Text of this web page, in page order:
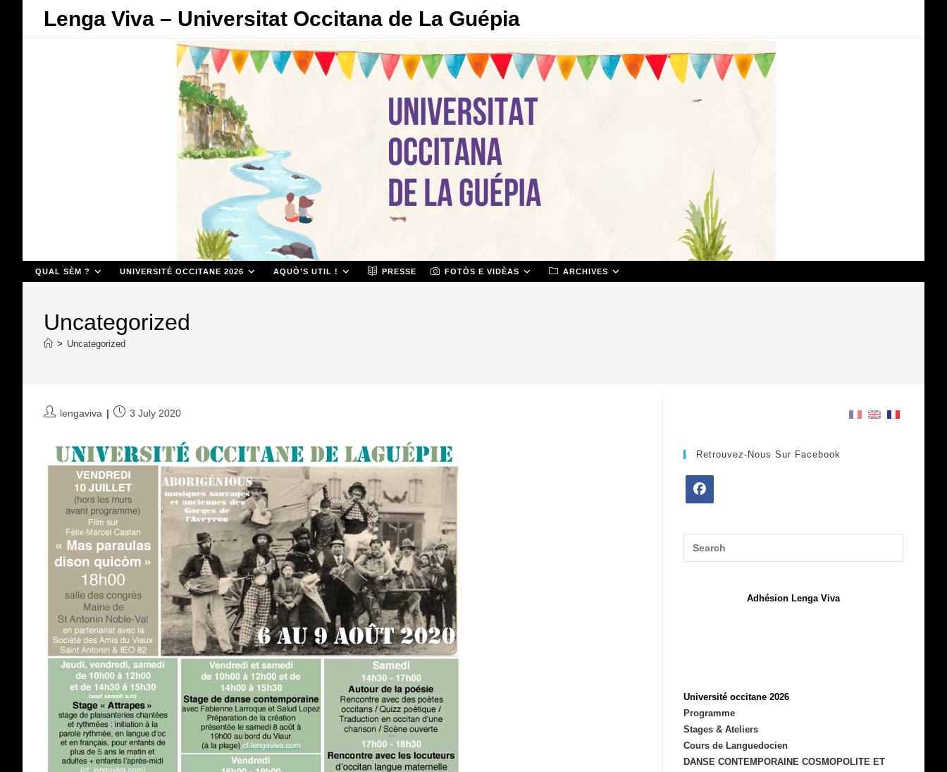
Lenga Viva – Universitat Occitana de La Guépia
QUAL SÈM ? UNIVERSITÉ OCCITANE 2026 AQUÒ’S UTIL ! PRESSE FOTÒS E VIDÈAS ARCHIVES
Uncategorized
> Uncategorized
Postlengaviva
Post3 July 2020
Retrouvez-Nous Sur Facebook
new
Adhésion Lenga Viva
Université occitane 2026
Programme
Stages & Ateliers
Cours de Languedocien
DANSE CONTEMPORAINE COSMOPOLITE ET